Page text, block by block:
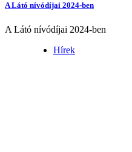
A Látó nívódíjai 2024-ben
A Látó nívódíjai 2024-ben
Hírek